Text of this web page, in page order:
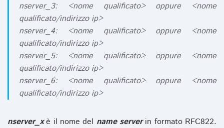
nserver_3: <nome qualificato> oppure <nome
qualificato/indirizzo ip>
nserver_4: <nome qualificato> oppure <nome
qualificato/indirizzo ip>
nserver_5: <nome qualificato> oppure <nome
qualificato/indirizzo ip>
nserver_6: <nome qualificato> oppure <nome
qualificato/indirizzo ip>
nserver_xè il nome del name serverin formato RFC822.